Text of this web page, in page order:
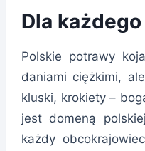
Dla
Polskie potrawy
daniami ciężkimi,
kluski, krokiety –
jest domeną
każdy